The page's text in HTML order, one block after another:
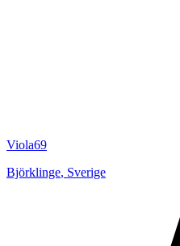
Viola69
Björklinge, Sverige